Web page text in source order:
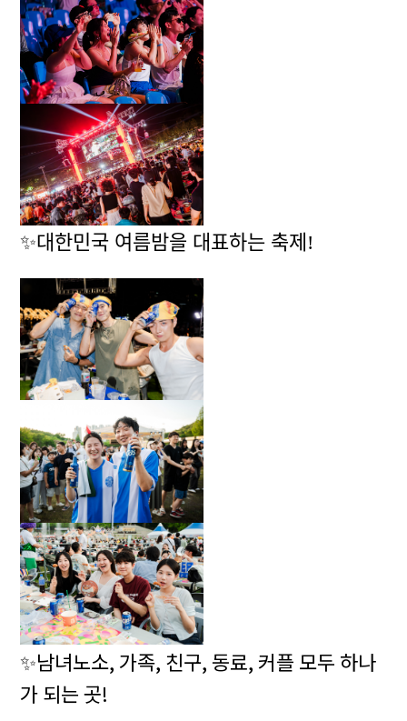
✨대한민국 여름밤을 대표하는 축제!
✨남녀노소, 가족, 친구, 동료, 커플 모두 하나
가 되는 곳!